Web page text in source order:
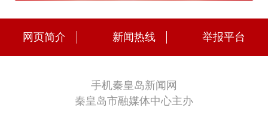
网页简介 新闻热线 举报平台
手机秦皇岛新闻网
秦皇岛市融媒体中心主办